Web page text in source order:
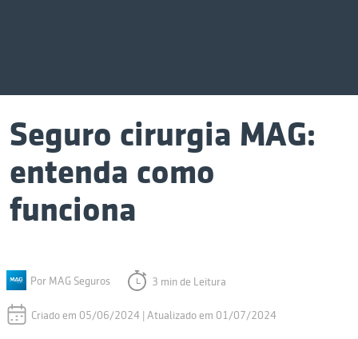
Seguro cirurgia MAG:
entenda como
funciona
Por MAG Seguros 3 min de Leitura
Criado em 05/06/2024 | Atualizado em 01/07/2024